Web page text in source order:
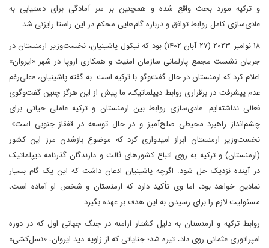
و ترکیه مورد بحث واقع شده و همچنین بر سر آمادگی برای دستیابی به
عادی‌سازی کامل روابط توافق و درباره گام‌هایی محکم در این راستا رایزنی شد.
۱۸ نوامبر ۲۰۲۳ (۲۷ آبان ۱۴۰۲) بود که نیکول پاشینیان، نخست‌وزیر ارمنستان در
جریان نشست مجمع پارلمانی سازمان امنیت و همکاری اروپا در شهر «ایروان»
اعلام کرد که ارمنستان در حال گفت‌وگو با ترکیه است. به گفته پاشینیان، «علی‌رغم
عدم پیشرفت در برقراری روابط دیپلماتیک، ما پیش از این هرگز چنین گفت‌وگوی
فعالی نداشته‌ایم. عادی‌سازی روابط بین ارمنستان و ترکیه عاملی حیاتی برای
چشم‌انداز راهبرد محیطی صلح‌آمیز و در حال توسعه در قفقاز جنوبی است».
نخست‌وزیر ارمنستان ابراز امیدواری کرد که موضوع بازشدن مرز این کشور
(ارمنستان) و ترکیه به روی اتباع کشورهای ثالث و دارندگان گذرنامه دیپلماتیک
در آینده نزدیک حل شود. اگرچه پاشینیان اذعان داشت که این یک گام بسیار
نمادین خواهد بود، اما وی تأکید دارد که ارمنستان و شخص او آماده است،
مسئولیت لازم را برای رسیدن به این هدف بر عهده بگیرد.
روابط ترکیه و ارمنستان به دلیل کشتار ارامنه در جنگ جهانی اول که در دوره
امپراتوری عثمانی روی داد، تیره شد؛ جنایاتی که از زاویه دید ایروان، «نسل‌کشی»